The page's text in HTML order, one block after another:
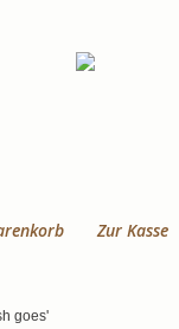
Zur Kasse
goes'